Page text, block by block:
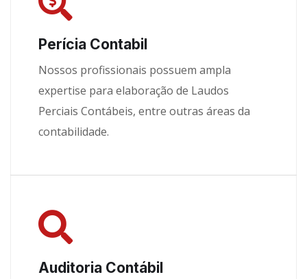
Perícia Contabil
Nossos profissionais possuem ampla
expertise para elaboração de Laudos
Perciais Contábeis, entre outras áreas da
contabilidade.
Auditoria Contábil